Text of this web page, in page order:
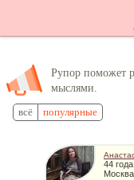
Рупор поможет
мыслями.
всё популярные
44 года